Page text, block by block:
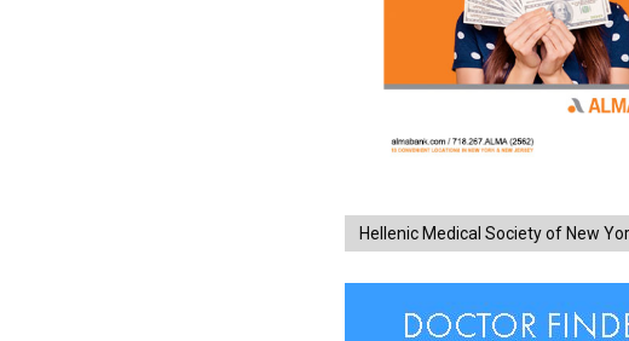
Hellenic Medical Society of New